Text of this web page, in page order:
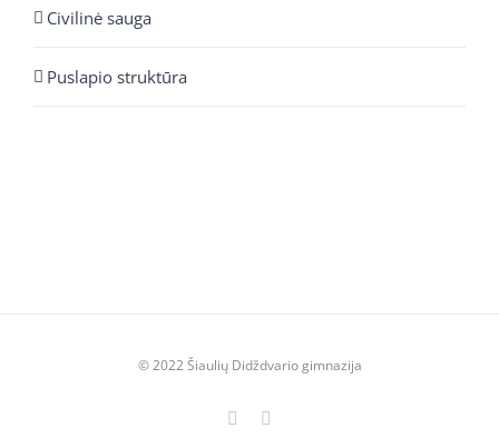
Civilinė sauga
Puslapio struktūra
© 2022 Šiaulių Didždvario gimnazija
Facebook